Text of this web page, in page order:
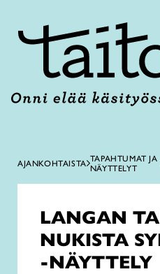
AJANKOHTAISTA TAPAHTUMAT JA
NÄYTTELYT
LANGAN
NUKISTA
-NÄYTTELY